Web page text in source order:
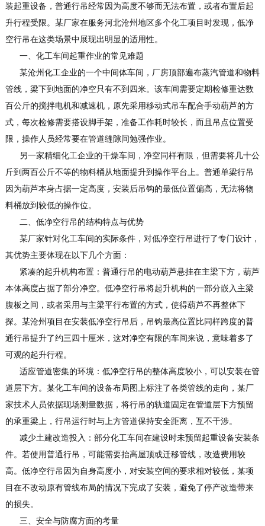
装起重设备，普通行吊经常因为高度不够而无法布置，或者布置后起
升行程受限。某厂家在服务河北沧州地区多个化工项目时发现，低净
空行吊在这类场景中展现出明显的适用性。
一、化工车间起重作业的常见难题
某沧州化工企业的一个中间体车间，厂房顶部遍布蒸汽管道和物料
管线，梁下到地面的净空只有不到四米。该车间需要定期检修重达数
百公斤的搅拌电机和减速机，原先采用移动式吊车配合手动葫芦的方
式，每次检修需要搭设脚手架，准备工作耗时较长，而且吊点位置受
限，操作人员经常要在管道缝隙间勉强作业。
另一家精细化工企业的干燥车间，净空同样有限，但需要将几十公
斤到两百公斤不等的物料桶从地面提升到操作平台上。普通单梁行吊
因为葫芦本身占据一定高度，安装后吊钩的最低位置偏高，无法将物
料桶放到较低的操作位。
二、低净空行吊的结构特点与优势
某厂家针对化工车间的实际条件，对低净空行吊进行了专门设计，
其优势主要体现在以下几个方面：
紧凑的起升机构布置：普通行吊的电动葫芦悬挂在主梁下方，葫芦
本体高度占据了部分净空。低净空行吊将起升机构的一部分嵌入主梁
腹板之间，或者采用与主梁平行布置的方式，使得葫芦不再整体下
探。某沧州项目在安装低净空行吊后，吊钩最高位置比同样跨度的普
通行吊提升了约三四十厘米，这对净空有限的车间来说，意味着多了
可观的起升行程。
适应管道密集的环境：低净空行吊的整体高度较小，可以安装在管
道层下方。某化工车间的设备布局图上标注了各类管线的走向，某厂
家技术人员依据现场测量数据，将行吊的轨道固定在管道层下方预留
的承重梁上，行吊运行时与上方管道保持安全距离，互不干涉。
减少土建改造投入：部分化工车间在建设时未预留起重设备安装条
件。若使用普通行吊，可能需要抬高屋顶或迁移管线，改造费用较
高。低净空行吊因为自身高度小，对安装空间的要求相对较低，某项
目在不改动原有管线布局的情况下完成了安装，避免了停产改造带来
的损失。
三、安全与防腐方面的考量